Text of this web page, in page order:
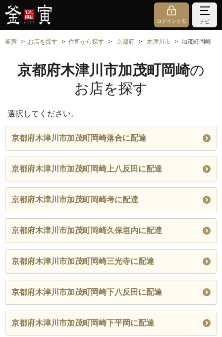
ログインする ナビ
釜寅 お店を探す 住所から探す 京都府 木津川市 加茂町岡崎
京都府木津川市加茂町岡崎の
お店を探す
選択してください。
京都府木津川市加茂町岡崎落合に配達
京都府木津川市加茂町岡崎上八反田に配達
京都府木津川市加茂町岡崎考に配達
京都府木津川市加茂町岡崎久保垣内に配達
京都府木津川市加茂町岡崎三光寺に配達
京都府木津川市加茂町岡崎下八反田に配達
京都府木津川市加茂町岡崎下平岡に配達